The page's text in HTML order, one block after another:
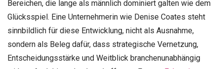
Bereichen, die lange als männlich dominiert galten wie dem
Glücksspiel. Eine Unternehmerin wie Denise Coates steht
sinnbildlich für diese Entwicklung, nicht als Ausnahme,
sondern als Beleg dafür, dass strategische Vernetzung,
Entscheidungsstärke und Weitblick branchenunabhängig